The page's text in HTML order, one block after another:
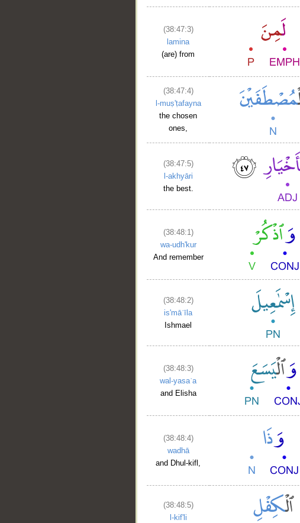
(38:47:3)
lamina
(are) from
(38:47:4)
l-muṣ'ṭafayna
the chosen
ones,
(38:47:5)
l-akhyāri
the best.
(38:48:1)
wa-udh'kur
And remember
(38:48:2)
is'māʿīla
Ishmael
(38:48:3)
wal-yasaʿa
and Elisha
(38:48:4)
wadhā
and Dhul-kifl,
(38:48:5)
l-kif'li